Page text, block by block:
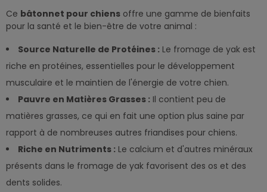
Ce bâtonnet pour chiens offre une gamme de bienfaits
pour la santé et le bien-être de votre animal :
Source Naturelle de Protéines : Le fromage de yak est
riche en protéines, essentielles pour le développement
musculaire et le maintien de l'énergie de votre chien.
Pauvre en Matières Grasses : Il contient peu de
matières grasses, ce qui en fait une option plus saine par
rapport à de nombreuses autres friandises pour chiens.
Riche en Nutriments : Le calcium et d'autres minéraux
présents dans le fromage de yak favorisent des os et des
dents solides.